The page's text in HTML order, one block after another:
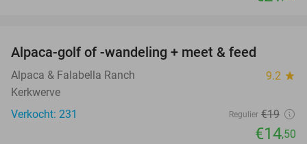
Alpaca-golf of -wandeling + meet & feed
Alpaca & Falabella Ranch 9.2 star
Kerkwerve
Verkocht: 231
Regulier €19
€14,50